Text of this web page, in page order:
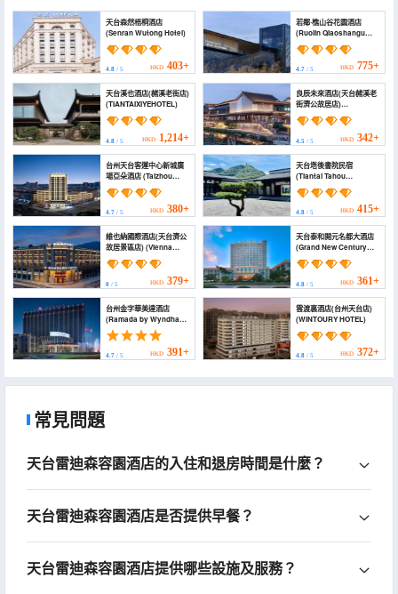
天台森然梧桐酒店
(Senran Wutong Hotel)
4.8 / 5 HKD 403+
若鄰·樵山谷花園酒店
(Ruolin Qiaoshangu
Graden Hotel)
4.7/ 5 HKD 775+
天台溪也酒店(赭溪老街店)
(TIANTAIXIYEHOTEL)
4.8 / 5 HKD 1,214+
良辰未來酒店(天台赭溪老
街濟公故居店)
(Liangchen Future
Hotel)
4.5/ 5 HKD 342+
台州天台客運中心新城廣
場亞朵酒店 (Taizhou
Tiantai Passenger
Centre Xincheng Plaza
Atour Hotel)
4.7 / 5 HKD 380+
天台塔後書院民宿
(Tiantai Tahou
Academy Homestay)
4.8/ 5 HKD 415+
維也納國際酒店(天台濟公
故居景區店) (Vienna
International Hotel
(Tiantai Jigong Former
Residence Scenic
Area))
0 / 5 HKD 379+
天台泰和開元名都大酒店
(Grand New Century
Hotel Tiantai Taizhou)
4.8/ 5 HKD 361+
台州金字華美達酒店
(Ramada by Wyndham
Taizhou)
4.7 / 5 HKD 391+
雲渡裏酒店(台州天台店)
(WINTOURY HOTEL)
4.8/ 5 HKD 372+
常見問題
天台雷迪森容園酒店的入住和退房時間是什麼？
天台雷迪森容園酒店是否提供早餐？
天台雷迪森容園酒店提供哪些設施及服務？